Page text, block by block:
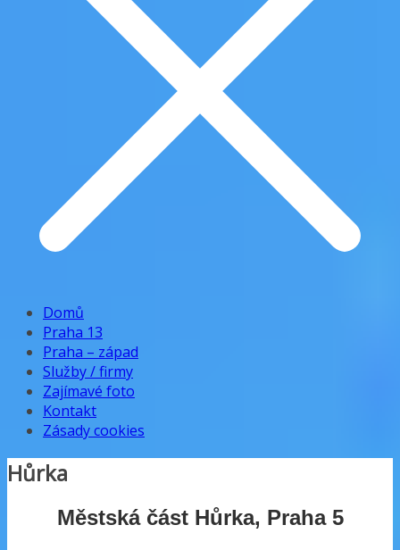
Domů
Praha 13
Praha – západ
Služby / firmy
Zajímavé foto
Kontakt
Zásady cookies
Hůrka
Městská část Hůrka, Praha 5